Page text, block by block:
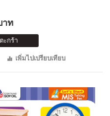
าท
ะกร้า
เพิ่มไปเปรียบเทียบ